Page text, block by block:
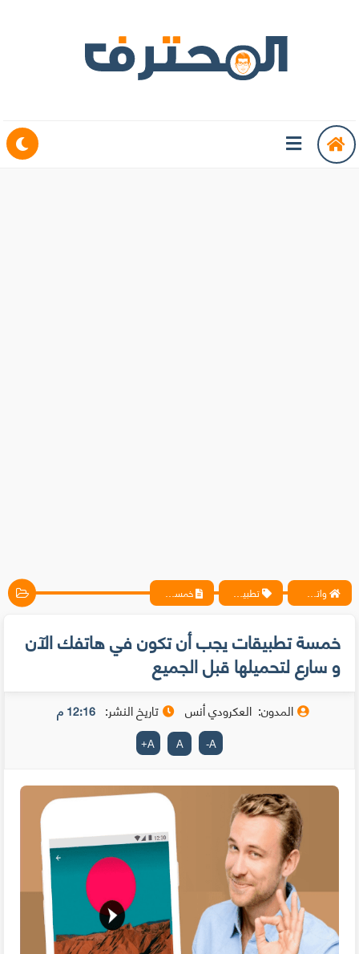
واتس آب ، فيسبوك ، أنترنت ، شروحات تقنية حصرية - المحترف تطبيقات خمسة تطبيقات ﻳﺠﺐ أن ﺗﻜﻮﻥ ﻓﻲ ﻫﺎﺗﻔﻚ الآن و سارع لتحميلها قبل الجميع
خمسة تطبيقات ﻳﺠﺐ أن ﺗﻜﻮﻥ ﻓﻲ ﻫﺎﺗﻔﻚ الآن
و سارع لتحميلها قبل الجميع
المدون: العكرودي أنس تاريخ النشر: 12:16 م
A
-
A
A
+